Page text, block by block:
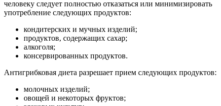
человеку следует полностью отказаться или минимизировать
употребление следующих продуктов:
кондитерских и мучных изделий;
продуктов, содержащих сахар;
алкоголя;
консервированных продуктов.
Антигрибковая диета разрешает прием следующих продуктов:
молочных изделий;
овощей и некоторых фруктов;